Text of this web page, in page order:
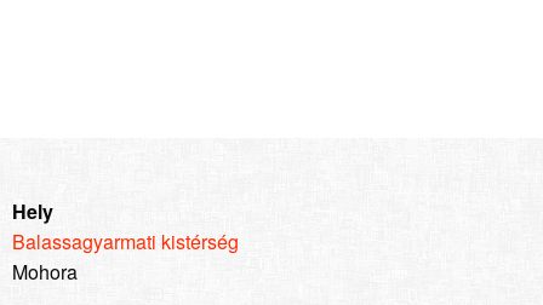
Hely
Balassagyarmati kistérség
Mohora